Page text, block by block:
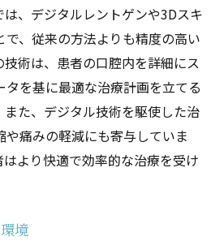
は、デジタルレントゲンや3Dスキ
で、従来の方法よりも精度の高い
術は、患者の口腔内を詳細にス
タを基に最適な治療計画を立てる
また、デジタル技術を駆使した治
痛みの軽減にも寄与していま
より快適で効率的な治療を受け
境